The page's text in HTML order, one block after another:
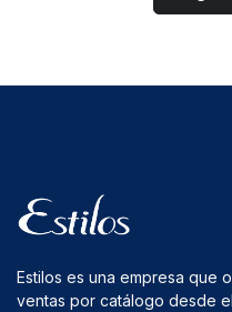
Estilos es una empresa que
ventas por catálogo desde